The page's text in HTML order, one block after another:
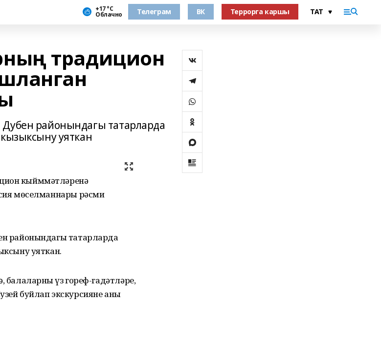
+17 °С
Облачно Телеграм ВК Террорга каршы
традицион
районындагы татарларда
уяткан
кыйммәтләренә
мөселманнары рәсми
районындагы татарларда
уяткан.
үз гореф-гадәтләре,
буйлап экскурсияне аның